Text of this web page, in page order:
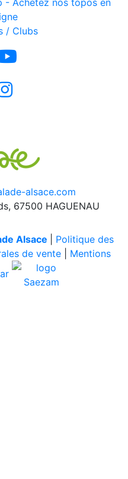
- Achetez nos topos en
/ Clubs
alsace.com
67500 HAGUENAU
Alsace
Politique des
de vente| Mentions